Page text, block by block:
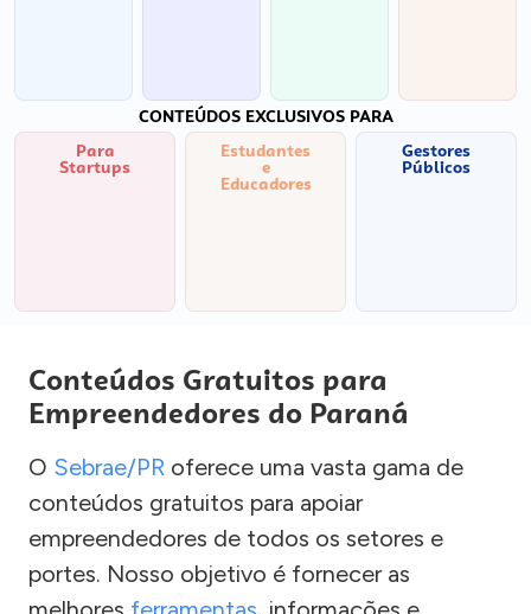
CONTEÚDOS EXCLUSIVOS PARA
Para
Startups
Estudantes
e
Educadores
Gestores
Públicos
Conteúdos Gratuitos para
Empreendedores do Paraná
O Sebrae/PR oferece uma vasta gama de
conteúdos gratuitos para apoiar
empreendedores de todos os setores e
portes. Nosso objetivo é fornecer as